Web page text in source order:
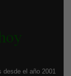
desde el año 2001